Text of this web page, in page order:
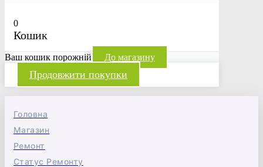
0
Кошик
Ваш кошик порожній До магазину
Продовжити покупки
Головна
Магазин
Ремонт
Статус Ремонту